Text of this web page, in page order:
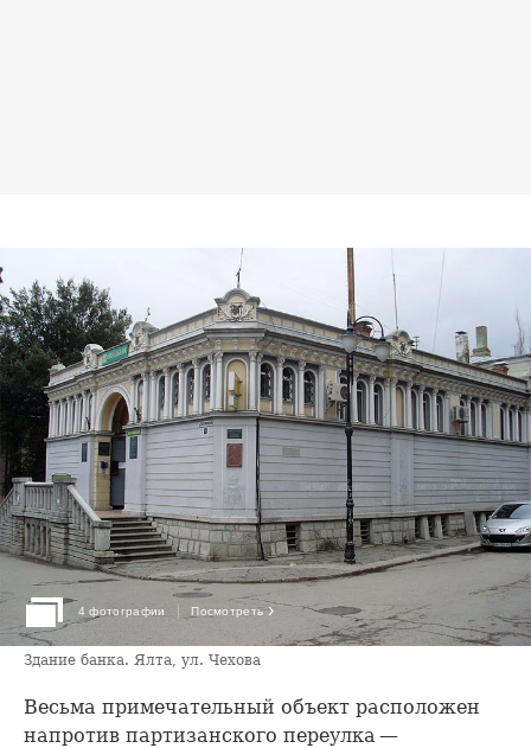
4 фотографии Посмотреть ›
Здание банка. Ялта, ул. Чехова
Весьма примечательный объект расположен
напротив партизанского переулка —